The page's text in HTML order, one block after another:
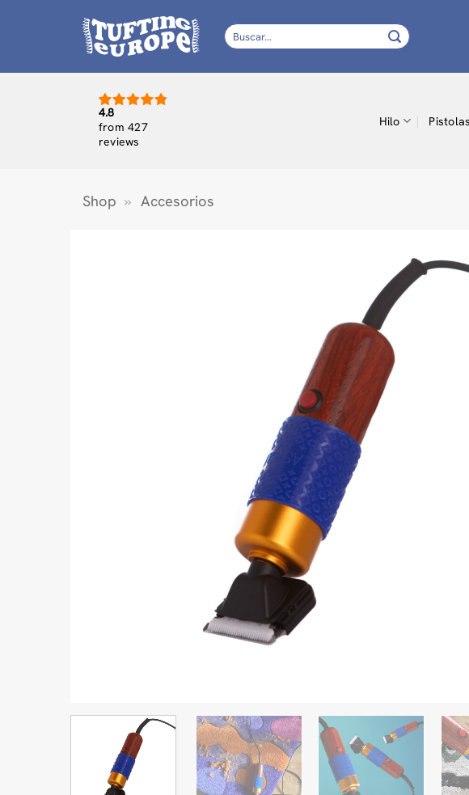
Buscar
por:
4.8
from 427
reviews
Hilo
Shop » Accesorios